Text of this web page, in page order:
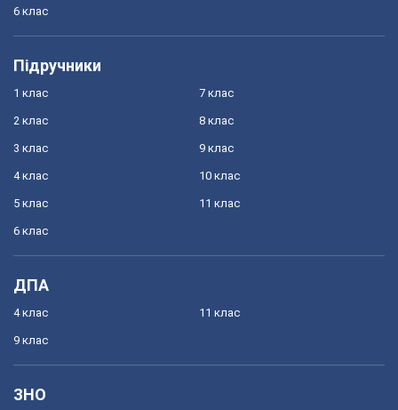
6 клас
Підручники
1 клас
2 клас
3 клас
4 клас
5 клас
6 клас
7 клас
8 клас
9 клас
10 клас
11 клас
ДПА
4 клас
9 клас
11 клас
ЗНО